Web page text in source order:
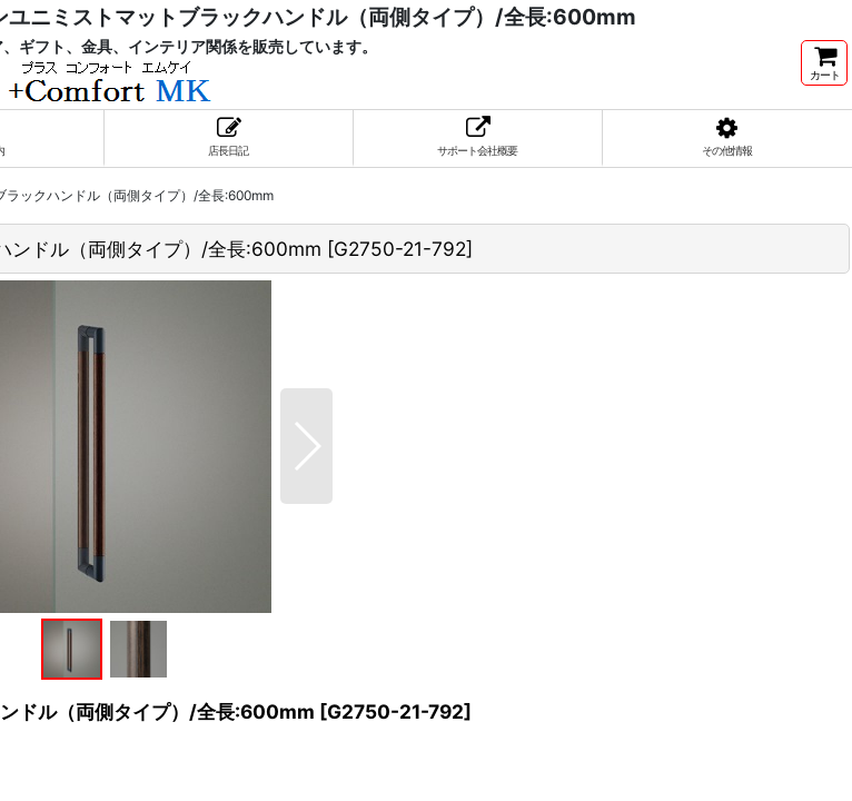
ユニミストマットブラックハンドル（両側タイプ）/全長:600mm
ギフト、金具、インテリア関係を販売しています。
カート
店長日記 サポート会社概要 その他情報
ックハンドル（両側タイプ）/全長:600mm
ンドル（両側タイプ）/全長:600mm [G2750-21-792]
ドル（両側タイプ）/全長:600mm [G2750-21-792]